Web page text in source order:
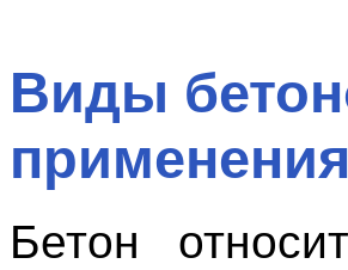
Виды
применения
Бетон